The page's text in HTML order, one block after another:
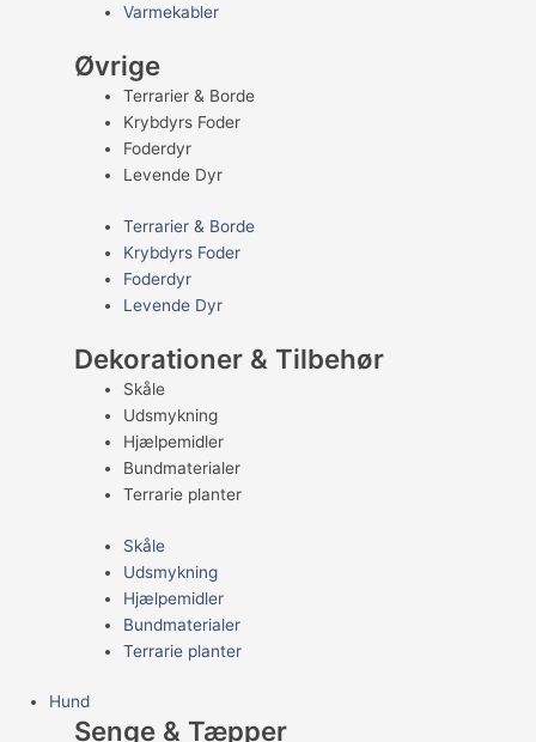
Varmekabler
Øvrige
Terrarier & Borde
Krybdyrs Foder
Foderdyr
Levende Dyr
Terrarier & Borde
Krybdyrs Foder
Foderdyr
Levende Dyr
Dekorationer & Tilbehør
Skåle
Udsmykning
Hjælpemidler
Bundmaterialer
Terrarie planter
Skåle
Udsmykning
Hjælpemidler
Bundmaterialer
Terrarie planter
Hund
Senge & Tæpper